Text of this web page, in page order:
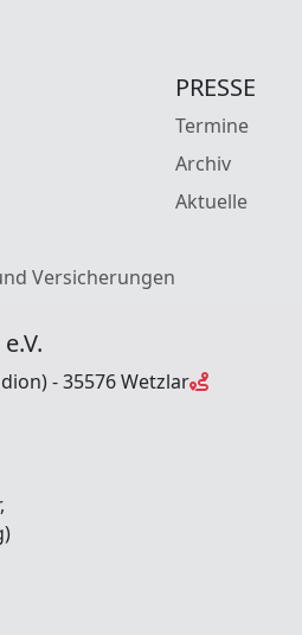
Versicherungen
PRESSE
Termine
Archiv
Aktuelle
- 35576 Wetzlar